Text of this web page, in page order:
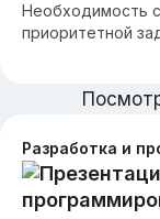
Необходимость
приоритетной